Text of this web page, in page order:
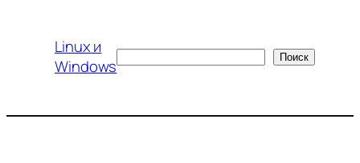
содержимому
Linux и
Windows
Поиск